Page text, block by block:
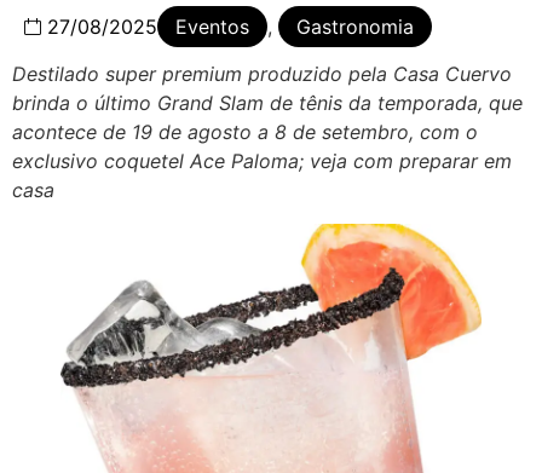
27/08/2025 Eventos ,
Gastronomia
Destilado super premium produzido pela Casa Cuervo
brinda o último Grand Slam de tênis da temporada, que
acontece de 19 de agosto a 8 de setembro, com o
exclusivo coquetel Ace Paloma; veja com preparar em
casa